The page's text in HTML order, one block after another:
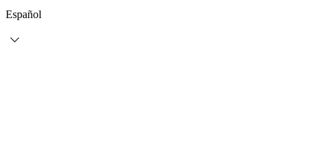
Español